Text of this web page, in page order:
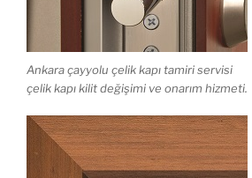
Ankara çayyolu çelik kapı tamiri servisi
çelik kapı kilit değişimi ve onarım hizmeti.